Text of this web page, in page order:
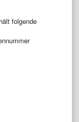
folgende